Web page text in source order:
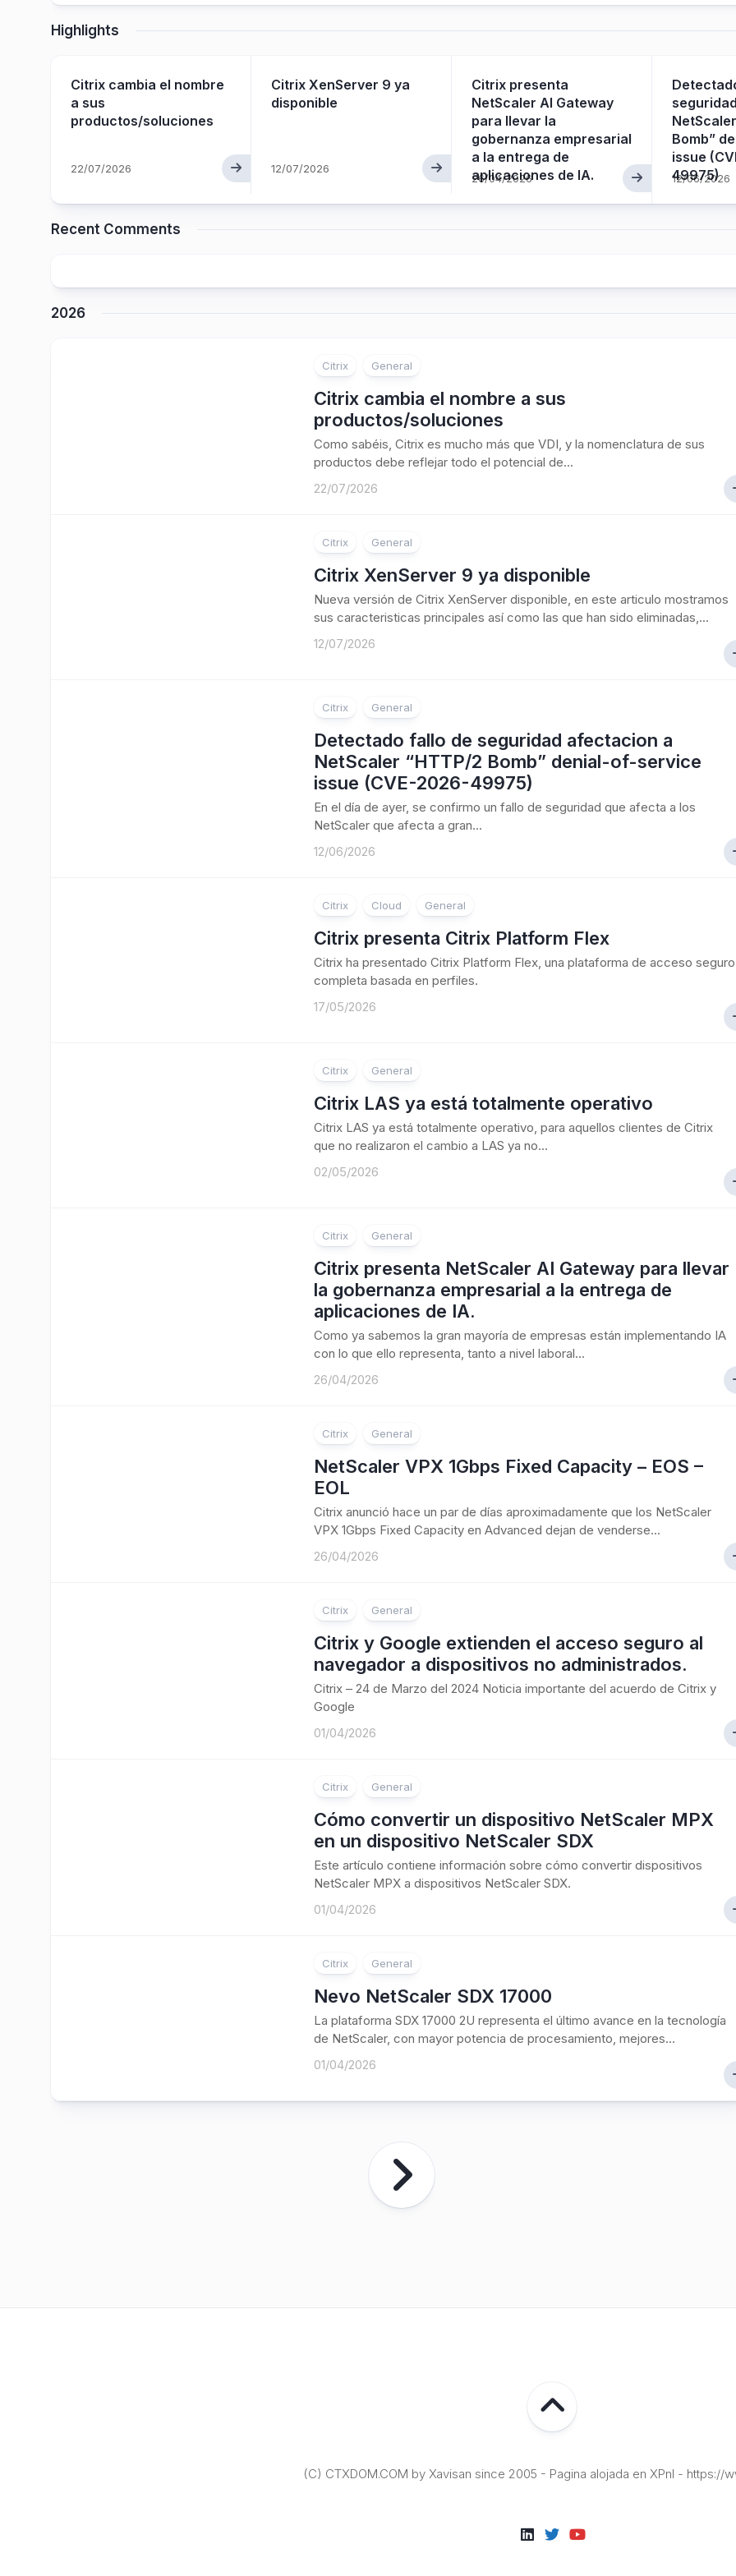
Highlights
Citrix cambia el nombre
a sus
productos/soluciones
22/07/2026
Citrix XenServer 9 ya
disponible
12/07/2026
Citrix presenta
NetScaler AI Gateway
para llevar la
gobernanza empresarial
a la entrega de
aplicaciones de IA.
26/04/2026
Bomb”
issue
49975)
12/06/2026
Recent Comments
2026
Citrix General
Citrix cambia el nombre a sus
productos/soluciones
Como sabéis, Citrix es mucho más que VDI, y la nomenclatura de sus
productos debe reflejar todo el potencial de...
22/07/2026
Citrix General
Citrix XenServer 9 ya disponible
Nueva versión de Citrix XenServer disponible, en este articulo mostramos
sus caracteristicas principales así como las que han sido eliminadas,...
12/07/2026
Citrix General
Detectado fallo de seguridad afectacion a
NetScaler “HTTP/2 Bomb” denial-of-service
issue (CVE-2026-49975)
En el día de ayer, se confirmo un fallo de seguridad que afecta a los
NetScaler que afecta a gran...
12/06/2026
Citrix Cloud General
Citrix presenta Citrix Platform Flex
Citrix ha presentado Citrix Platform Flex, una plataforma de acceso seguro
completa basada en perfiles.
17/05/2026
Citrix General
Citrix LAS ya está totalmente operativo
Citrix LAS ya está totalmente operativo, para aquellos clientes de Citrix
que no realizaron el cambio a LAS ya no...
02/05/2026
Citrix General
Citrix presenta NetScaler AI Gateway para llevar
la gobernanza empresarial a la entrega de
aplicaciones de IA.
Como ya sabemos la gran mayoría de empresas están implementando IA
con lo que ello representa, tanto a nivel laboral...
26/04/2026
Citrix General
NetScaler VPX 1Gbps Fixed Capacity – EOS –
EOL
Citrix anunció hace un par de días aproximadamente que los NetScaler
VPX 1Gbps Fixed Capacity en Advanced dejan de venderse...
26/04/2026
Citrix General
Citrix y Google extienden el acceso seguro al
navegador a dispositivos no administrados.
Citrix – 24 de Marzo del 2024 Noticia importante del acuerdo de Citrix y
Google
01/04/2026
Citrix General
Cómo convertir un dispositivo NetScaler MPX
en un dispositivo NetScaler SDX
Este artículo contiene información sobre cómo convertir dispositivos
NetScaler MPX a dispositivos NetScaler SDX.
01/04/2026
Citrix General
Nevo NetScaler SDX 17000
La plataforma SDX 17000 2U representa el último avance en la tecnología
de NetScaler, con mayor potencia de procesamiento, mejores...
01/04/2026
(C) CTXDOM.COM by Xavisan since 2005 - Pagina alojada en XPnI - https://